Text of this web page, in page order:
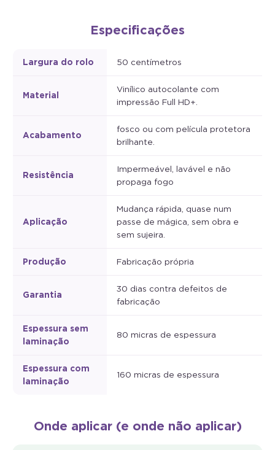
Especificações
Largura do rolo 50 centímetros
Material
Vinílico autocolante com
impressão Full HD+.
Acabamento
fosco ou com película protetora
brilhante.
Resistência
Impermeável, lavável e não
propaga fogo
Aplicação
Mudança rápida, quase num
passe de mágica, sem obra e
sem sujeira.
Produção Fabricação própria
Garantia
30 dias contra defeitos de
fabricação
Espessura sem
laminação
80 micras de espessura
Espessura com
laminação
160 micras de espessura
Onde aplicar (e onde não aplicar)